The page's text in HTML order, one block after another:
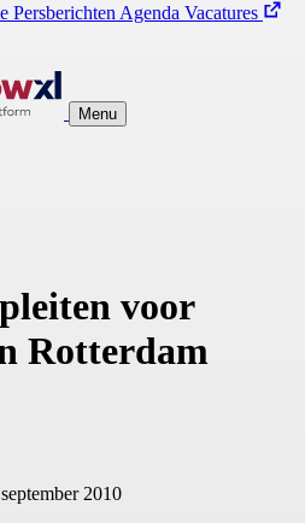
Persberichten Agenda Vacatures
Menu
voor
Rotterdam
2010